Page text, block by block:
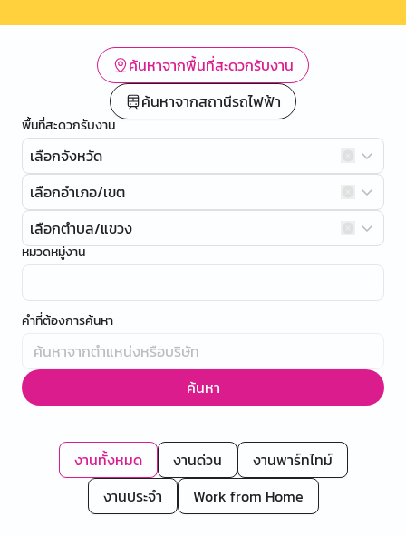
ค้นหาจากพื้นที่สะดวกรับงาน
ค้นหาจากสถานีรถไฟฟ้า
พื้นที่สะดวกรับงาน
เลือกจังหวัด
เลือกอำเภอ/เขต
เลือกตำบล/แขวง
หมวดหมู่งาน
คำที่ต้องการค้นหา
ค้นหา
งานทั้งหมด งานด่วน
งานพาร์ทไทม์
งานประจำ
Work from Home